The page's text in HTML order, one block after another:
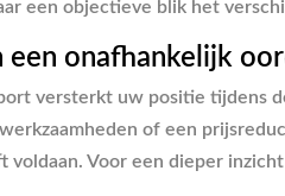
een objectieve blik het
een onafhankelijk
versterkt uw positie tijdens
of een
voldaan. Voor een dieper